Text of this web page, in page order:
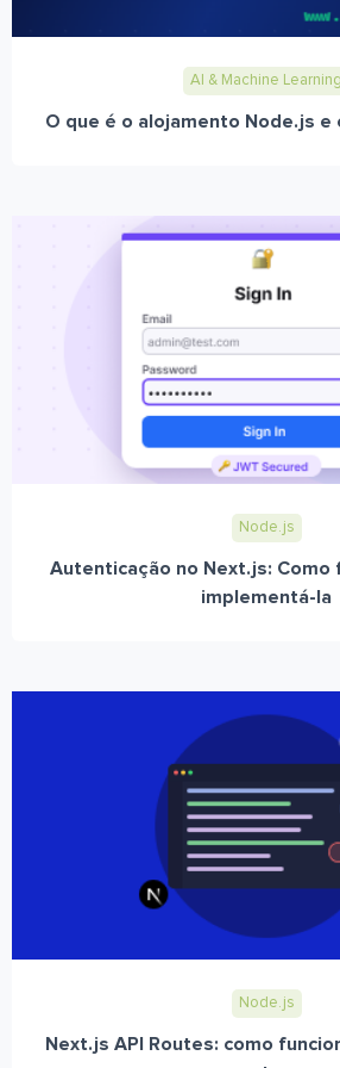
AI & Machine Learning
O que é o alojamento Node.js e
Node.js
Autenticação no Next.js: Como
implementá-la
Node.js
Next.js API Routes: como